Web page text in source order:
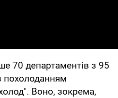
70 департаментів з 95
похолоданням
Воно, зокрема,